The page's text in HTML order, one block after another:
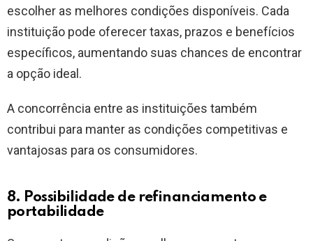
escolher as melhores condições disponíveis. Cada
instituição pode oferecer taxas, prazos e benefícios
específicos, aumentando suas chances de encontrar
a opção ideal.
A concorrência entre as instituições também
contribui para manter as condições competitivas e
vantajosas para os consumidores.
8. Possibilidade de refinanciamento e
portabilidade